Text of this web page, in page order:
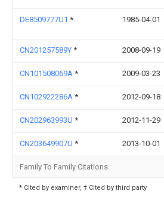
DE8509777U1 * 1985-04-01
CN201257589Y * 2008-09-19
CN101508069A * 2009-03-23
CN102922286A * 2012-09-18
CN202963993U * 2012-11-29
CN203649907U * 2013-10-01
Family To Family Citations
* Cited by examiner, † Cited by third party